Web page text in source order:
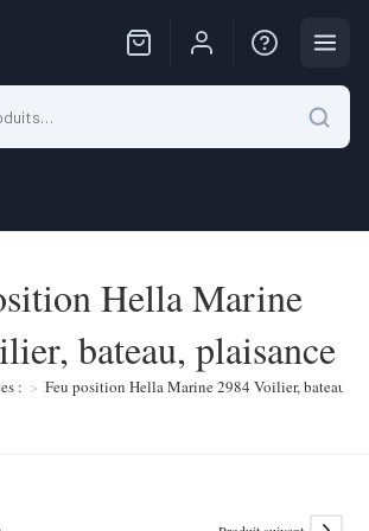
Hella Marine
bateau, plaisance
: > Feu position Hella Marine 2984 Voilier, bateau,